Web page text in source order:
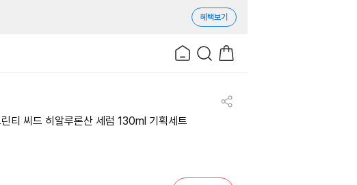
혜택보기
티 씨드 히알루론산 세럼 130ml 기획세트